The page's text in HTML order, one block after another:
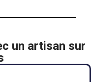
un artisan sur